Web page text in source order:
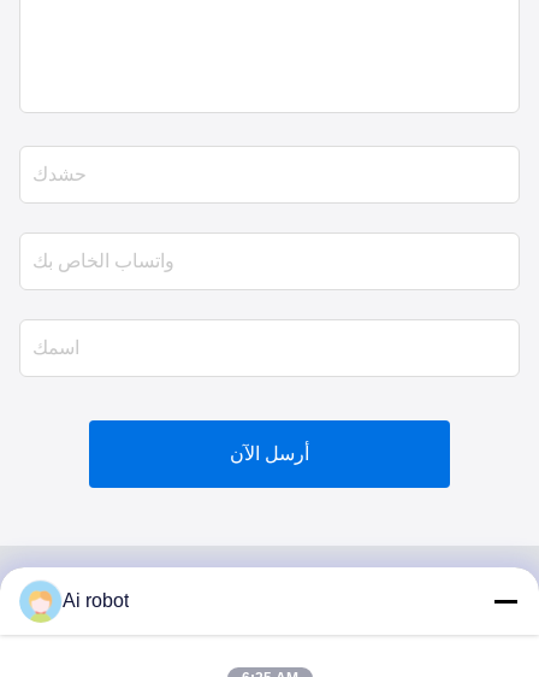
أرسل الآن
VIVI DENTAI
LABORATORY
Ai robot